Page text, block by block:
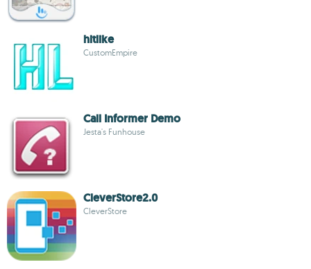
hitlike
CustomEmpire
Call Informer Demo
Jesta's Funhouse
CleverStore2.0
CleverStore